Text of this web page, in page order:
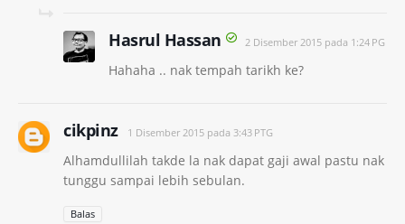
Hasrul Hassan 2 Disember 2015 pada 1:24 PG
Hahaha .. nak tempah tarikh ke?
cikpinz 1 Disember 2015 pada 3:43 PTG
Alhamdullilah takde la nak dapat gaji awal pastu nak
tunggu sampai lebih sebulan.
Balas